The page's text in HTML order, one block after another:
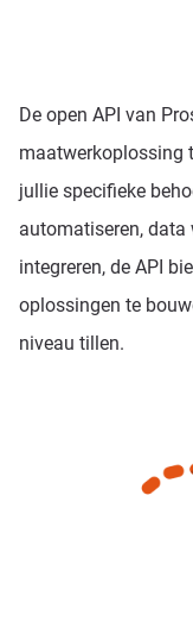
De open API van
maatwerkoplossing
jullie specifieke
automatiseren,
integreren, de API
oplossingen te
niveau tillen.